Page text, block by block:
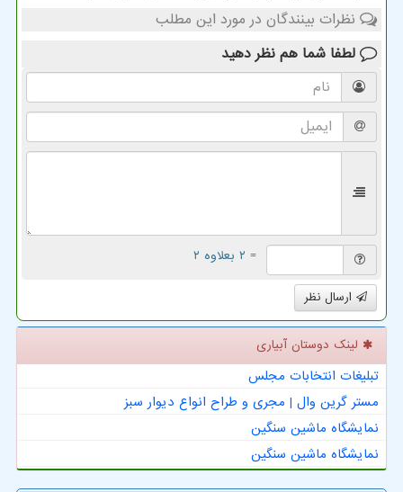
نظرات بینندگان در مورد این مطلب
لطفا شما هم نظر دهید
= ۲ بعلاوه ۲
ارسال نظر
لینک دوستان آبیاری
تبلیغات انتخابات مجلس
مستر گرین وال | مجری و طراح انواع دیوار سبز
نمایشگاه ماشین سنگین
نمایشگاه ماشین سنگین